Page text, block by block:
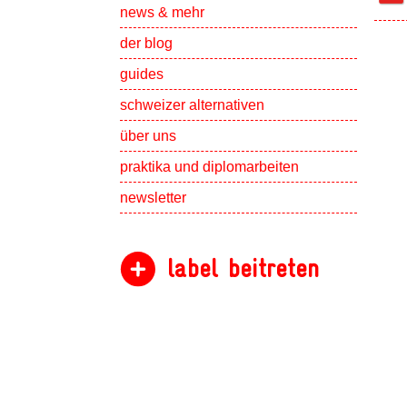
news & mehr Show
der blog
guides
schweizer alternativen
über uns
praktika und diplomarbeiten
newsletter
label beitreten